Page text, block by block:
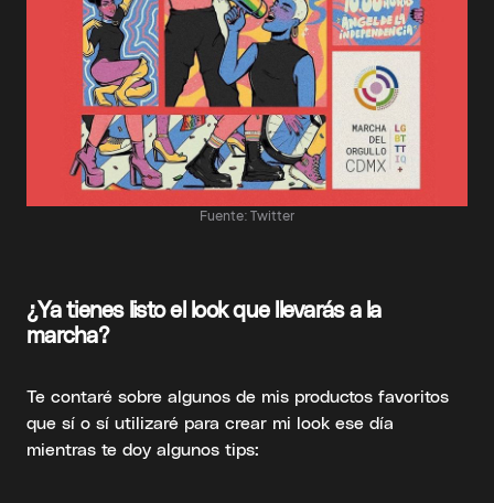
Fuente: Twitter
¿Ya tienes listo el look que llevarás a la
marcha?
Te contaré sobre algunos de mis productos favoritos
que sí o sí utilizaré para crear mi look ese día
mientras te doy algunos tips: